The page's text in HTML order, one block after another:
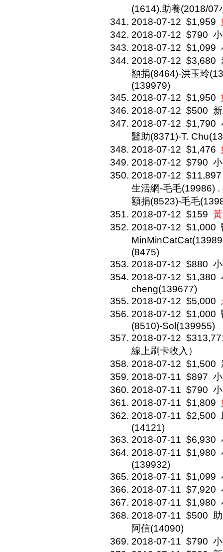
(1614).助養(2018/
2018-07-12 $1,959
2018-07-12 $790
2018-07-12 $1,099
2018-07-12 $3,680
額捐(8464)-洪玉玲
(139979)
2018-07-12 $1,950
2018-07-12 $500
2018-07-12 $1,790
醫助(8371)-T.
2018-07-12 $1,476
2018-07-12 $790
2018-07-12 $11,897
生活網-毛毛(19986)
額捐(8523)-毛毛
2018-07-12 $159
2018-07-12 $1,000
(8475)
2018-07-12 $880
2018-07-12 $1,380
cheng(139677)
2018-07-12 $5,000
2018-07-12 $1,000
(8510)-Sol(139955)
2018-07-12
線上刷卡收入）
2018-07-12 $1,500
2018-07-11 $897
2018-07-11 $790
2018-07-11 $1,809
2018-07-11 $2,500
(14121)
2018-07-11 $6,930
2018-07-11 $1,980
(139932)
2018-07-11 $1,099
2018-07-11 $7,920
2018-07-11 $1,980
2018-07-11 $500
阿信(14090)
2018-07-11 $790